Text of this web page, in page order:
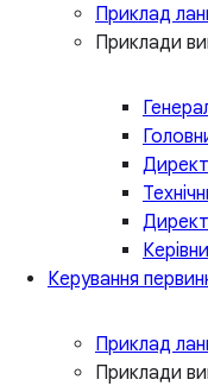
Приклад
Приклади
Керування
Приклад
Приклади